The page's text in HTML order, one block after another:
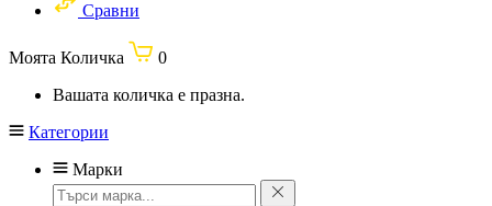
Сравни
Моята Количка
0
Вашата количка е празна.
Категории
Марки